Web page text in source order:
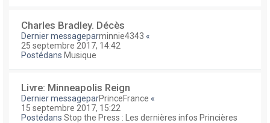
Charles Bradley. Décès
Dernier messageparminnie4343 «
25 septembre 2017, 14:42
Postédans Musique
Livre: Minneapolis Reign
Dernier messageparPrinceFrance «
15 septembre 2017, 15:22
Postédans Stop the Press : Les dernières infos Princières